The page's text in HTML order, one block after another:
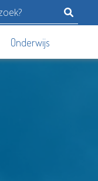
Onderwijs